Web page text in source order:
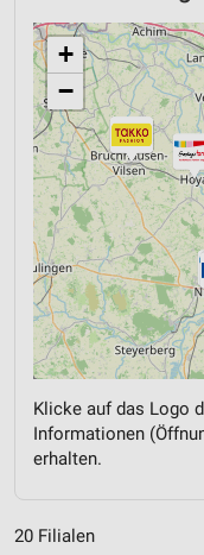
+
−
Klicke auf das Logo
Informationen
erhalten.
20 Filialen